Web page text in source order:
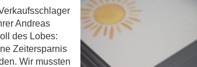
Andreas
des Lobes:
Zeitersparnis
Wir mussten